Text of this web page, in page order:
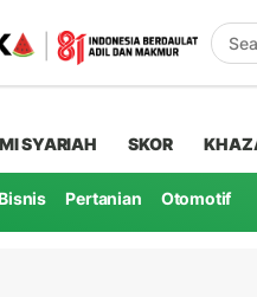
SYARIAH SKOR
Bisnis Pertanian Otomotif